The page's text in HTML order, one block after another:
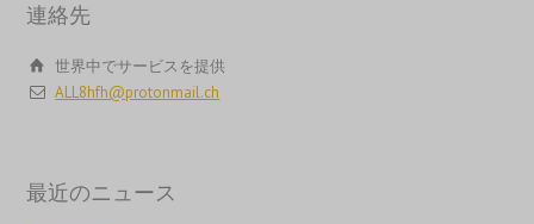
連絡先
世界中でサービスを提供
ALL8hfh@protonmail.ch
最近のニュース